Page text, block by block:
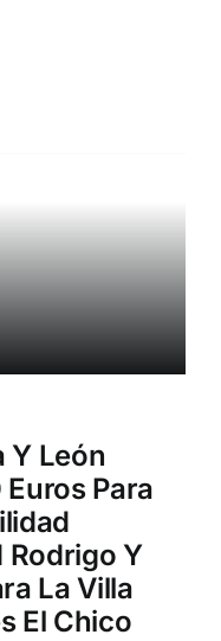
Y León
Para
Rodrigo Y
La Villa
El Chico